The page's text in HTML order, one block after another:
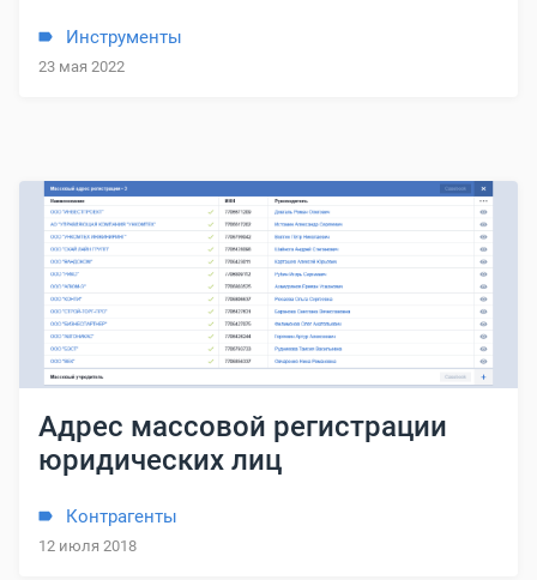
Инструменты
23 мая 2022
Адрес массовой регистрации
юридических лиц
Контрагенты
12 июля 2018